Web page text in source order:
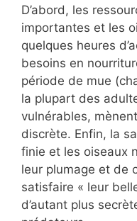
D’abord, les
importantes et les
quelques heures
besoins en
période de mue
la plupart des
vulnérables,
discrète. Enfin, la
finie et les oiseaux
leur plumage et de
satisfaire « leur
d’autant plus